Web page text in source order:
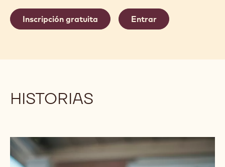
Inscripción gratuita Entrar
HISTORIAS